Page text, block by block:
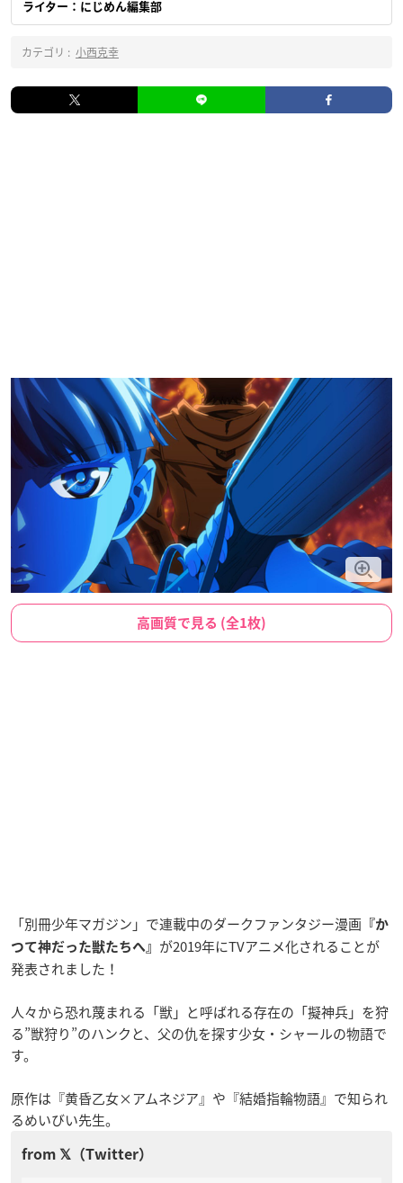
ライター：にじめん編集部
カテゴリ : 小西克幸
高画質で見る (全1枚)
「別冊少年マガジン」で連載中のダークファンタジー漫画 『か
つて神だった獣たちへ』 が2019年にTVアニメ化されることが
発表されました！
人々から恐れ蔑まれる「獣」と呼ばれる存在の「擬神兵」を狩
る”獣狩り”のハンクと、父の仇を探す少女・シャールの物語で
す。
原作は『黄昏乙女×アムネジア』や『結婚指輪物語』で知られ
るめいびい先生。